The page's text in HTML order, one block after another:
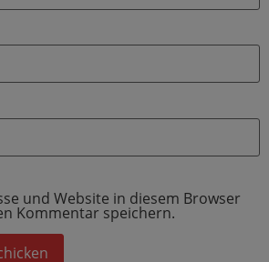
und Website in diesem Browser
Kommentar speichern.